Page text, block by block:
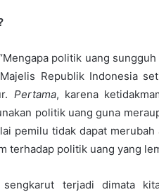
politik uang
Republik Indonesia
Pertama, karena
politik uang guna
pemilu tidak dapat merubah
terhadap politik uang yang
terjadi dimata